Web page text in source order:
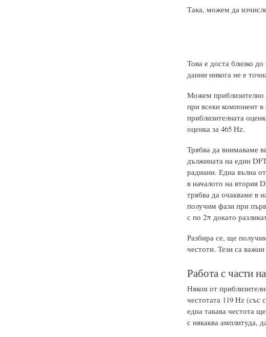
Така, можем да
Това е доста близко
данни никога не е
Можем приблизително
при всеки компонент
приблизителната
оценка за 465 Hz.
Трябва да внимаваме
дължината на един
радиани. Една вълна
в началото на втория
трябва да очакваме в
получим фази при
с по 2π докато
Разбира се, ще
честоти. Тези са
Работа с части
Някои от
честотата 119 Hz (със
една такава честота
с някаква амплитуда,